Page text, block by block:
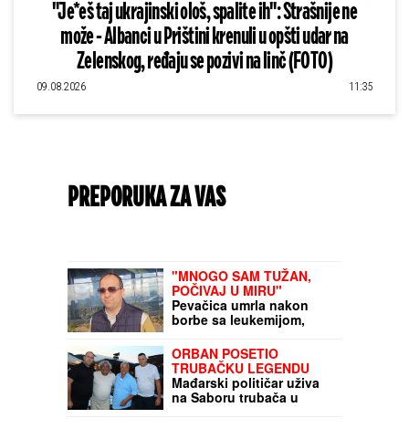
"Je*eš taj ukrajinski ološ, spalite ih": Strašnije ne
može - Albanci u Prištini krenuli u opšti udar na
Zelenskog, ređaju se pozivi na linč (FOTO)
09.08.2026 11:35
PREPORUKA ZA VAS